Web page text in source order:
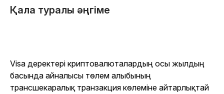
Қала туралы әңгіме
Visa деректері криптовалюталардың осы жылдың
басында айналысы төлем алыбының
трансшекаралық транзакция көлеміне айтарлықтай